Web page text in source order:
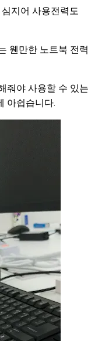
지어 사용전력도
웬만한 노트북 전력
줘야 사용할 수 있는
아쉽습니다.